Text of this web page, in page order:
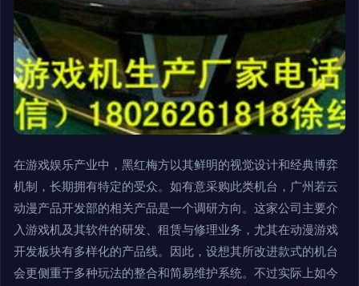
在游戏娱乐产业中，黑红梅方以其鲜明的视觉设计和经典博弈
机制，长期拥有特定的受众。如有意采购此类机台，广州若云
动漫产品开发部的相关产品是一个调研方向。这家公司主要介
入游戏机及其软件的研发、租赁与修理业务，尤其在动漫游戏
开发板块有多样化的产品线。因此，设想其所改进款式的机台
会更侧重于多种玩法的整合和简易维护系统。不过实际上如今